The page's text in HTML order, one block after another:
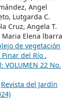
Angel
Lutgarda C.
Cruz, Angela T.
Maria Elena lbarra
de vegetación
del Río ,
VOLUMEN 22 No.
Revista del Jardín